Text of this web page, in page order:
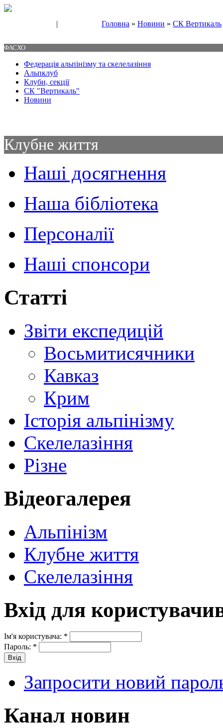
| Головна » Новини » СК Вертикаль
ФАСХО
Федерація альпінізму та скелелазіння
Альпклуб
Клуби, секції
СК "Вертикаль"
Новини
Клубне життя
Наші досягнення
Наша бібліотека
Персоналії
Наші спонсори
Статті
Звіти експедицій
Восьмитисячники
Кавказ
Крим
Історія альпінізму
Скелелазіння
Різне
Відеогалерея
Альпінізм
Клубне життя
Скелелазіння
Вхід для
Ім'я користувача: *
Пароль: *
Запросити новий
Канал новин